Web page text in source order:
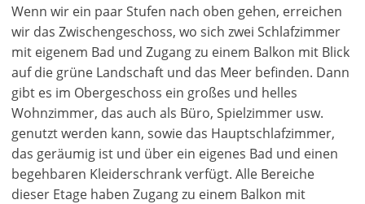
Wenn wir ein paar Stufen nach oben gehen, erreichen
wir das Zwischengeschoss, wo sich zwei Schlafzimmer
mit eigenem Bad und Zugang zu einem Balkon mit Blick
auf die grüne Landschaft und das Meer befinden. Dann
gibt es im Obergeschoss ein großes und helles
Wohnzimmer, das auch als Büro, Spielzimmer usw.
genutzt werden kann, sowie das Hauptschlafzimmer,
das geräumig ist und über ein eigenes Bad und einen
begehbaren Kleiderschrank verfügt. Alle Bereiche
dieser Etage haben Zugang zu einem Balkon mit